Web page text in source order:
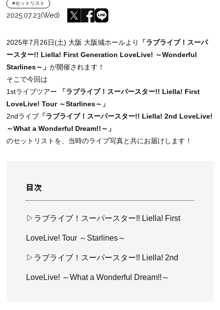
#セットリスト
2025.07.23(Wed)
2025年7月26日(土) 大阪 大阪城ホールより
「ラブライブ！スーパ
ースター!! Liella! First Generation LoveLive! ～Wonderful
Starlines～」が開催されます！
そこで今回は
1stライブツアー
「ラブライブ！スーパースター!! Liella! First
LoveLive! Tour ～Starlines～」
2ndライブ 「ラブライブ！スーパースター!! Liella! 2nd LoveLive!
～What a Wonderful Dream!!～」
のセットリストを、当時のライブ写真と共にお届けします！
目次
▷ラブライブ！スーパースター!! Liella! First
LoveLive! Tour ～Starlines～
▷ラブライブ！スーパースター!! Liella! 2nd
LoveLive! ～What a Wonderful Dream!!～